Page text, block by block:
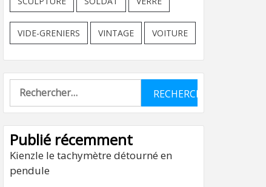
VIDE-GRENIERS VINTAGE VOITURE
Rechercher :
Publié récemment
Kienzle le tachymètre détourné en
pendule